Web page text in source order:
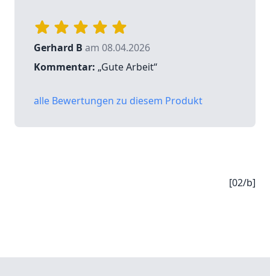
Gerhard B am 08.04.2026
Kommentar: „Gute Arbeit“
alle Bewertungen zu diesem Produkt
[02/b]